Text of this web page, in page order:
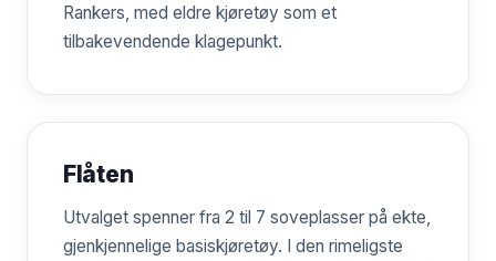
Rankers, med eldre kjøretøy som et
tilbakevendende klagepunkt.
Flåten
Utvalget spenner fra 2 til 7 soveplasser på ekte,
gjenkjennelige basiskjøretøy. I den rimeligste